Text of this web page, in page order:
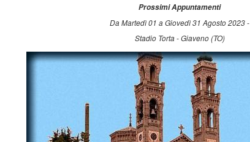
Prossimi Appuntamenti
Da Martedì 01 a Giovedì 31 Agosto 2023 -
Stadio Torta - Giaveno (TO)